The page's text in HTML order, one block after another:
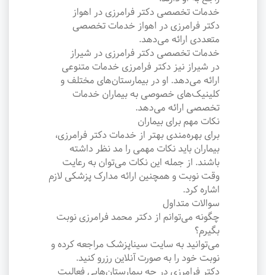
خدمات تخصصی دکتر فرامرزی در اهواز
دکتر فرامرزی در اهواز خدمات تخصصی
متعددی ارائه می‌دهد.
خدمات تخصصی دکتر فرامرزی در شیراز
در شیراز نیز دکتر فرامرزی خدمات متنوعی
ارائه می‌دهد. او در بیمارستان‌های مختلف و
کلینیک‌های خصوصی به بیماران خدمات
تخصصی ارائه می‌دهد.
نکات مهم برای بیماران
برای بهره‌مندی بهتر از خدمات دکتر فرامرزی،
بیماران باید نکات مهمی را مد نظر داشته
باشند. از جمله این نکات می‌توان به رعایت
وقت نوبت و همچنین ارائه مدارک پزشکی لازم
اشاره کرد.
سوالات متداول
چگونه می‌توانم از دکتر محمد فرامرزی نوبت
بگیرم؟
می‌توانید به سایت سیناپزشک مراجعه کرده و
نوبت خود را به صورت آنلاین رزرو کنید.
دکتر فرامرزی در چه بیمارستان‌هایی فعالیت